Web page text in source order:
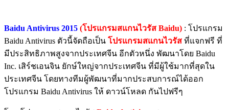
Baidu Antivirus 2015 (โปรแกรมสแกนไวรัส Baidu) : โปรแกรม
Baidu Antivirus ตัวนี้จัดถือเป็น โปรแกรมสแกนไวรัส ที่แจกฟรี ที่
มีประสิทธิภาพสูงจากประเทศจีน อีกตัวหนึ่ง พัฒนาโดย Baidu
Inc. เสิร์ชเอนจิน ยักษ์ใหญ่จากประเทศจีน ที่มีผู้ใช้มากที่สุดใน
ประเทศจีน โดยทางทีมผู้พัฒนาที่มากประสบการณ์ได้ออก
โปรแกรม Baidu Antivirus ให้ ดาวน์โหลด กันไปฟรีๆ